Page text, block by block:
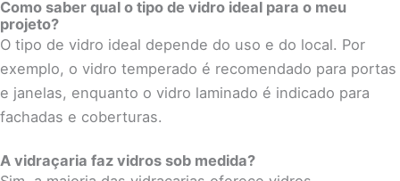
Como saber qual o tipo de vidro ideal para o meu
projeto?
O tipo de vidro ideal depende do uso e do local. Por
exemplo, o vidro temperado é recomendado para portas
e janelas, enquanto o vidro laminado é indicado para
fachadas e coberturas.
A vidraçaria faz vidros sob medida?